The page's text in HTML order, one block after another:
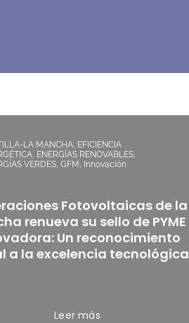
LA MANCHA, EFICIENCIA
, ENERGÍAS RENOVABLES,
VERDES,GFM , Innovación
Fotovoltaicas de la
renueva su sello de PYME
Un reconocimiento
a la excelencia tecnológica
Leer más